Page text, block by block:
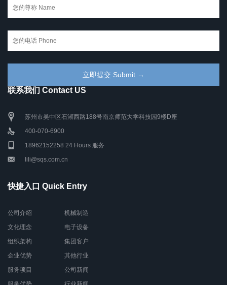
联系我们 Contact US
苏州市吴中区石湖西路188号南京师范大学科技园9楼D座
400-070-6900
18962152258 24 Hours 服务
lili@sqs.com.cn
快捷入口 Quick Entry
公司介绍
文化理念
组织架构
企业优势
服务项目
机械制造
电子设备
集团客户
其他行业
公司新闻